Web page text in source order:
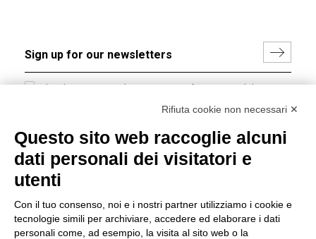
I hereby consent to the processing of my personal data in
accordance with EU Regulation no. 2016/679.
Group policy
DKC Europe's general terms and conditions of sale
sale
Generale terms and conditions of purchase
Rifiuta cookie non necessari ✕
Questo sito web raccoglie alcuni
dati personali dei visitatori e
utenti
Con il tuo consenso, noi e i nostri partner utilizziamo i cookie e
tecnologie simili per archiviare, accedere ed elaborare i dati
personali come, ad esempio, la visita al sito web o la